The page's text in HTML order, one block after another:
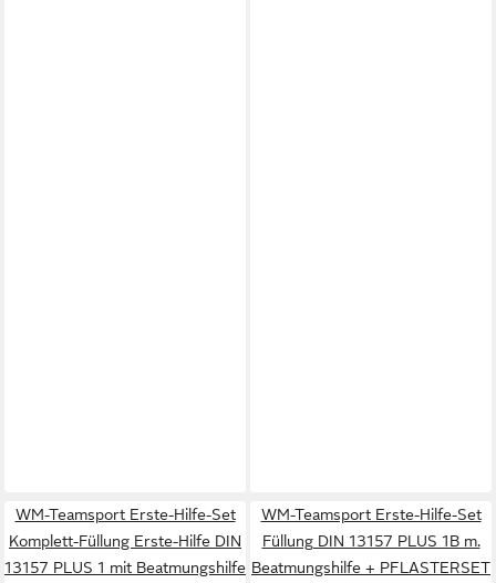
WM-Teamsport Erste-Hilfe-Set
Komplett-Füllung Erste-Hilfe DIN
13157 PLUS 1 mit Beatmungshilfe
WM-Teamsport Erste-Hilfe-Set
Füllung DIN 13157 PLUS 1B m.
Beatmungshilfe + PFLASTERSET